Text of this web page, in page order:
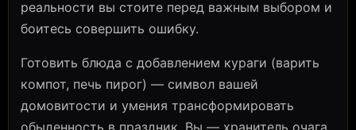
реальности вы стоите перед важным выбором и
боитесь совершить ошибку.
Готовить блюда с добавлением кураги (варить
компот, печь пирог) — символ вашей
домовитости и умения трансформировать
обыденность в праздник. Вы — хранитель очага,